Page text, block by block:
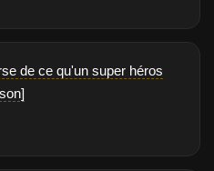
de ce qu'un super héros